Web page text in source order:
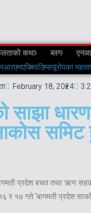
कथा ब्लग
विश्वटिप्सयूरोपका
February 18, 2024
धारणा
समिट
प्रदेश बचत तथा ऋण
र १७ गते ‘बागमती प्रदेश